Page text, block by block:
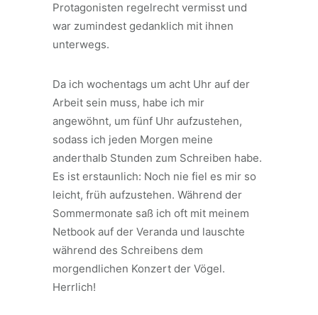
Protagonisten regelrecht vermisst und
war zumindest gedanklich mit ihnen
unterwegs.
Da ich wochentags um acht Uhr auf der
Arbeit sein muss, habe ich mir
angewöhnt, um fünf Uhr aufzustehen,
sodass ich jeden Morgen meine
anderthalb Stunden zum Schreiben habe.
Es ist erstaunlich: Noch nie fiel es mir so
leicht, früh aufzustehen. Während der
Sommermonate saß ich oft mit meinem
Netbook auf der Veranda und lauschte
während des Schreibens dem
morgendlichen Konzert der Vögel.
Herrlich!